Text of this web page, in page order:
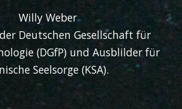
Willy Weber
Deutschen Gesellschaft für
(DGfP) und Ausblilder für
Seelsorge (KSA).